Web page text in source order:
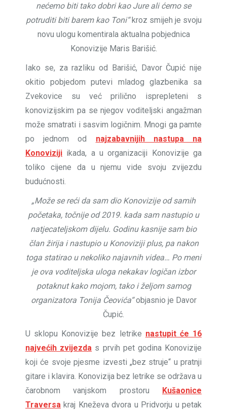
nećemo biti tako dobri kao Jure ali ćemo se
potruditi biti barem kao Toni“kroz smijeh je svoju
novu ulogu komentirala aktualna pobjednica
Konovizije Maris Barišić.
Iako se, za razliku od Barišić, Davor Čupić nije
okitio pobjedom putevi mladog glazbenika sa
Zvekovice su već prilično isprepleteni s
konovizijskim pa se njegov voditeljski angažman
može smatrati i sasvim logičnim. Mnogi ga pamte
po jednom od najzabavnijih nastupa na
Konoviziji ikada, a u organizaciji Konovizije ga
toliko cijene da u njemu vide svoju zvijezdu
budućnosti.
„Može se reći da sam dio Konovizije od samih
početaka, točnije od 2019. kada sam nastupio u
natjecateljskom dijelu. Godinu kasnije sam bio
član žirija i nastupio u Konoviziji plus, pa nakon
toga statirao u nekoliko najavnih videa… Po meni
je ova voditeljska uloga nekakav logičan izbor
potaknut kako mojom, tako i željom samog
organizatora Tonija Čeovića“objasnio je Davor
Čupić.
U sklopu Konovizije bez letrike nastupit će 16
najvećih zvijezda s prvih pet godina Konovizije
koji će svoje pjesme izvesti „bez struje“ u pratnji
gitare i klavira. Konovizija bez letrike se održava u
čarobnom vanjskom prostoru Kušaonice
Traversa kraj Kneževa dvora u Pridvorju u petak